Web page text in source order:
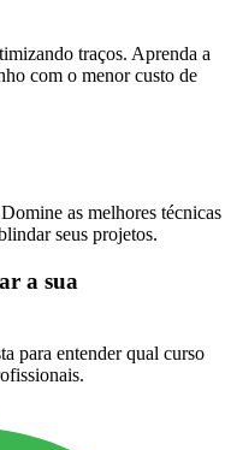
traços. Aprenda a
com o menor custo de
as melhores técnicas
seus projetos.
a sua
para entender qual curso